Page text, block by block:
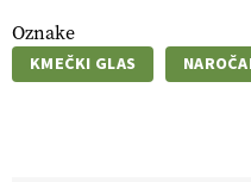
Oznake
KMEČKI GLAS